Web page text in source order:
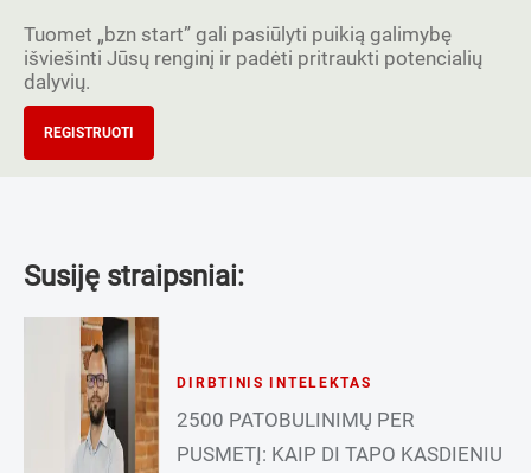
Tuomet „bzn start” gali pasiūlyti puikią galimybę
išviešinti Jūsų renginį ir padėti pritraukti potencialių
dalyvių.
REGISTRUOTI
Susiję straipsniai:
DIRBTINIS INTELEKTAS
2500 PATOBULINIMŲ PER
PUSMETĮ: KAIP DI TAPO KASDIENIU